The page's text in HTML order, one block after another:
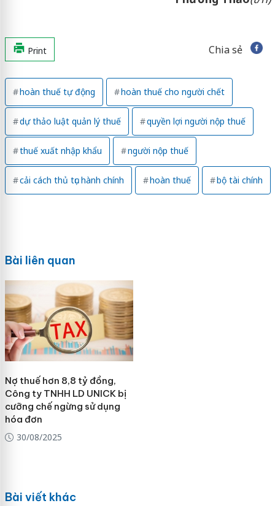
Print Chia sẻ
hoàn thuế tự động hoàn thuế cho người chết
dự thảo luật quản lý thuế quyền lợi người nộp thuế
thuế xuất nhập khẩu người nộp thuế
cải cách thủ tục hành chính hoàn thuế bộ tài chính
Bài liên quan
Nợ thuế hơn 8,8 tỷ đồng,
Công ty TNHH LD UNICK bị
cưỡng chế ngừng sử dụng
hóa đơn
30/08/2025
Bài viết khác